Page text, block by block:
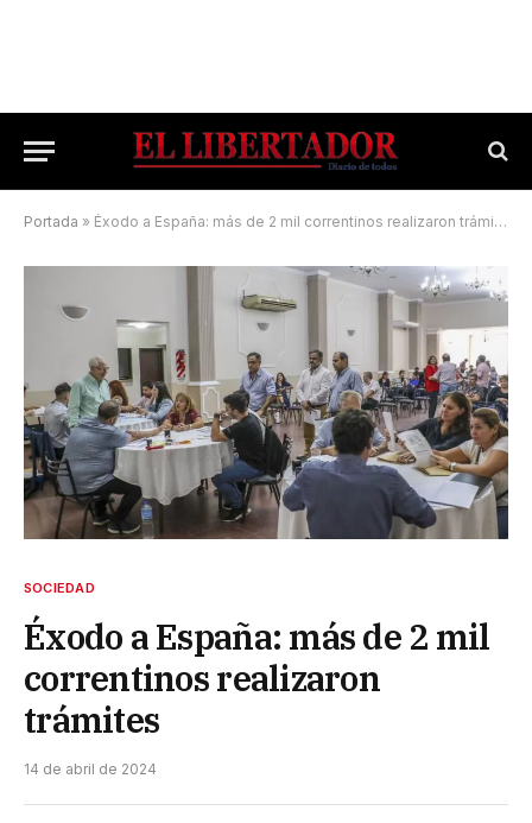
Portada » Éxodo a España: más de 2 mil correntinos realizaron trámites
SOCIEDAD
Éxodo a España: más de 2 mil
correntinos realizaron
trámites
14 de abril de 2024